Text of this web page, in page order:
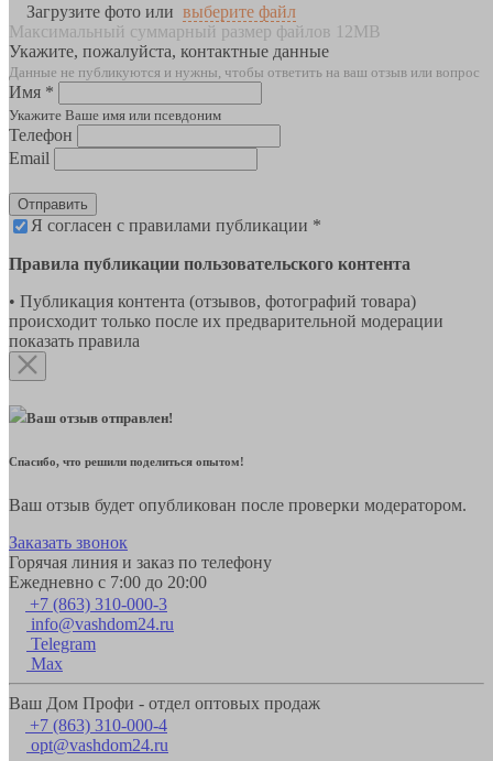
Загрузите фото или выберите файл
Максимальный суммарный размер файлов 12MB
Укажите, пожалуйста, контактные данные
Данные не публикуются и нужны, чтобы ответить на ваш отзыв или вопрос
Имя *
Укажите Ваше имя или псевдоним
Телефон
Email
Отправить
Я согласен с правилами публикации *
Правила публикации пользовательского контента
• Публикация контента (отзывов, фотографий товара)
происходит только после их предварительной модерации
показать правила
Ваш отзыв отправлен!
Спасибо, что решили поделиться опытом!
Ваш отзыв будет опубликован после проверки модератором.
Заказать звонок
Горячая линия и заказ по телефону
Ежедневно с 7:00 до 20:00
+7 (863) 310-000-3
info@vashdom24.ru
Telegram
Max
Ваш Дом Профи - отдел оптовых продаж
+7 (863) 310-000-4
opt@vashdom24.ru